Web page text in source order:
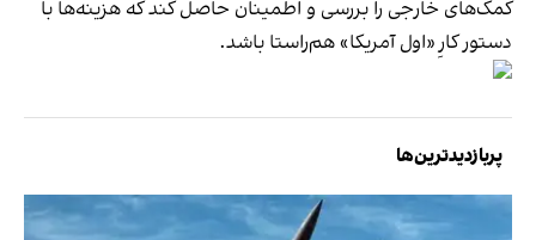
کمک‌های خارجی را بررسی و اطمینان حاصل کند که هزینه‌ها با
دستور کارِ «اول آمریکا» هم‌راستا باشد.
پربازدیدترین‌ها